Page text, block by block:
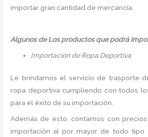
importar gran cantidad de mercancía.
Algunos de Los productos que podrá
Importación de Ropa Deportiva
Le brindamos el servicio de trasporte
ropa deportiva cumpliendo con todos
para el éxito de su importación.
Además de esto, contamos con
importación al por mayor de todo tipo